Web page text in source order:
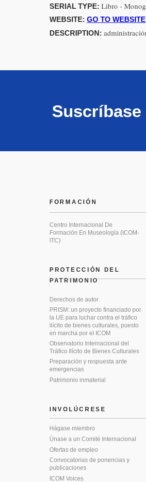
SERIAL TYPE: Libro -
WEBSITE: GO TO WEBSITE
DESCRIPTION:
PROTECCIÓN DEL
PATRIMONIO
Derechos de autor
PRISM: un proyecto financiado por
la UE para luchar contra el tráfico
ilícito de bienes culturales, puesto
en marcha por el ICOM
Observatorio Internacional del
Tráfico Ilícito de Bienes Culturales
Preparación y respuesta ante
emergencias
Patrimonio inmaterial
FORMACIÓN
Centro Internacional De
Formación En Museología (ICOM-
ITC)
INVOLÚCRESE
Hágase miembro
Únase a un Comité Internacional
Ofertas de empleo
Convocatorias de ponencias y
publicaciones
ICOM Voices